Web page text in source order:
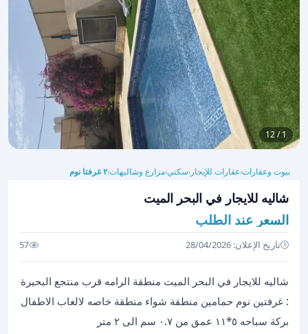
1 / 12
بيوت وعقارات›عقارات للإيجار ›سكني›مزارع وشاليهات›٢ غرفتا نوم
شاليه للايجار في البحر الميت
السعر عند الطلب
تاريخ الإعلان: 28/04/2026 57
شاليه للايجار في البحر الميت منطقة الرامه قرب منتجع البحيرة
: غرفتين نوم حمامين منطقة شواء منطقة خاصه لالعاب الاطفال
بركة سباحه ٥*١١ عمق من ٠.٧ سم الى ٢ متر